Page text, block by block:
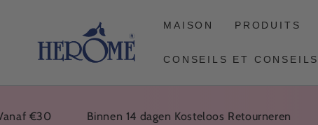
MAISON PRODUITS
CONSEILS ET CONSEILS
€30 Binnen 14 dagen Kosteloos Retourneren